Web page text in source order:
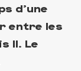
d’une
entre les
II. Le